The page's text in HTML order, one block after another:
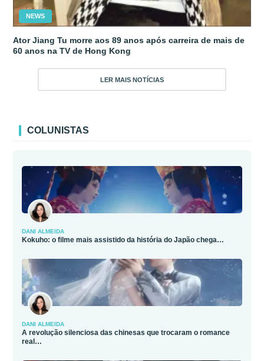
NEWS
Ator Jiang Tu morre aos 89 anos após carreira de mais de
60 anos na TV de Hong Kong
LER MAIS NOTÍCIAS
COLUNISTAS
DANI ALMEIDA
Kokuho: o filme mais assistido da história do Japão chega…
DANI ALMEIDA
A revolução silenciosa das chinesas que trocaram o romance
real…